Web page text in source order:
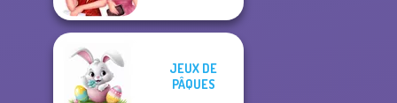
JEUX DE
PÂQUES